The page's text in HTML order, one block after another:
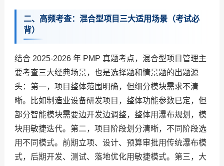
二、高频考查：混合型项目三大适用场景（考试必
背）
结合 2025-2026 年 PMP 真题考点，混合型项目管理主
要考查三大经典场景，也是选择题和情景题的出题源
头：第一，项目整体范围明确，但细分模块需求不清
晰。比如制造业设备研发项目，整体功能参数已定，但
部分智能模块需要边开发边调整，整体用瀑布规划，模
块用敏捷迭代。第二，项目阶段划分清晰，不同阶段选
用不同模式。前期立项、设计、预算审批用传统瀑布模
式，后期开发、测试、落地优化用敏捷模式。第三，大